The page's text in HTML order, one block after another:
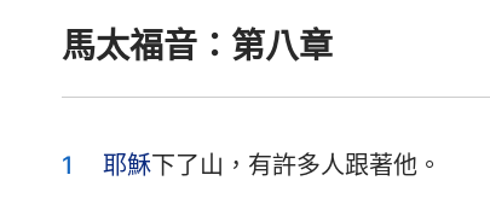
舊約聖經
利未記 民數記
22
馬太福音：第八章
1 耶穌下了山，有許多人跟著他。